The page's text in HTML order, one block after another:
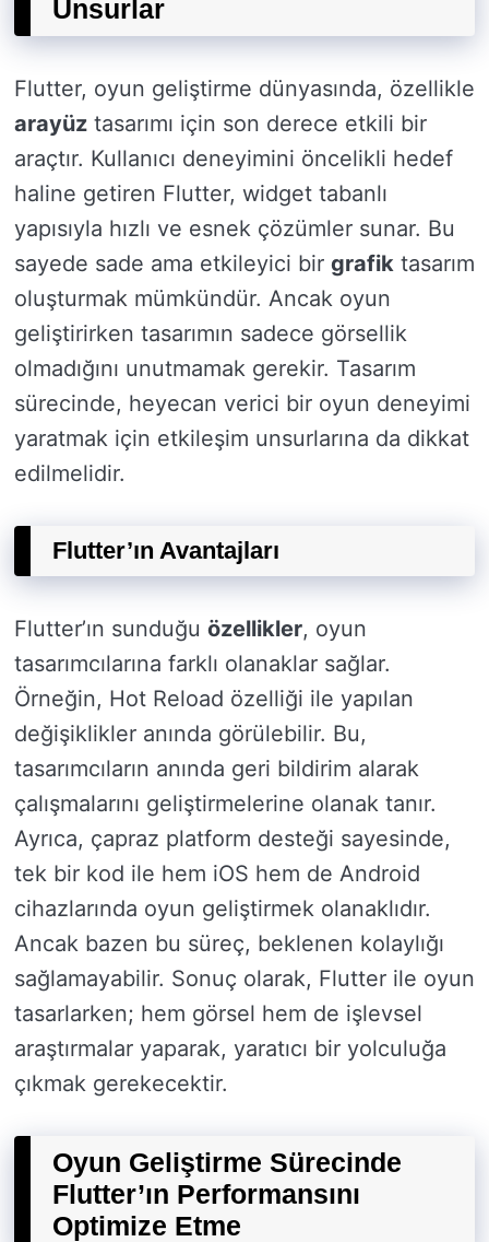
Unsurlar
Flutter, oyun geliştirme dünyasında, özellikle
arayüz tasarımı için son derece etkili bir
araçtır. Kullanıcı deneyimini öncelikli hedef
haline getiren Flutter, widget tabanlı
yapısıyla hızlı ve esnek çözümler sunar. Bu
sayede sade ama etkileyici bir grafik tasarım
oluşturmak mümkündür. Ancak oyun
geliştirirken tasarımın sadece görsellik
olmadığını unutmamak gerekir. Tasarım
sürecinde, heyecan verici bir oyun deneyimi
yaratmak için etkileşim unsurlarına da dikkat
edilmelidir.
Flutter’ın Avantajları
Flutter’ın sunduğu özellikler, oyun
tasarımcılarına farklı olanaklar sağlar.
Örneğin, Hot Reload özelliği ile yapılan
değişiklikler anında görülebilir. Bu,
tasarımcıların anında geri bildirim alarak
çalışmalarını geliştirmelerine olanak tanır.
Ayrıca, çapraz platform desteği sayesinde,
tek bir kod ile hem iOS hem de Android
cihazlarında oyun geliştirmek olanaklıdır.
Ancak bazen bu süreç, beklenen kolaylığı
sağlamayabilir. Sonuç olarak, Flutter ile oyun
tasarlarken; hem görsel hem de işlevsel
araştırmalar yaparak, yaratıcı bir yolculuğa
çıkmak gerekecektir.
Oyun Geliştirme Sürecinde
Flutter’ın Performansını
Optimize Etme